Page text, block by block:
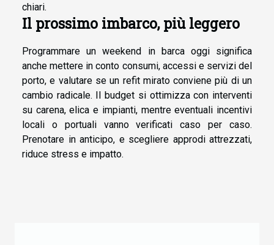
chiari.
Il prossimo imbarco, più leggero
Programmare un weekend in barca oggi significa
anche mettere in conto consumi, accessi e servizi del
porto, e valutare se un refit mirato conviene più di un
cambio radicale. Il budget si ottimizza con interventi
su carena, elica e impianti, mentre eventuali incentivi
locali o portuali vanno verificati caso per caso.
Prenotare in anticipo, e scegliere approdi attrezzati,
riduce stress e impatto.